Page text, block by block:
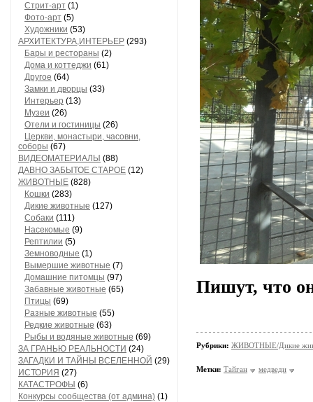
Стрит-арт (1)
Фото-арт (5)
Художники (53)
АРХИТЕКТУРА,ИНТЕРЬЕР (293)
Бары и рестораны (2)
Дома и коттеджи (61)
Другое (64)
Замки и дворцы (33)
Интерьер (13)
Музеи (26)
Отели и гостиницы (26)
Церкви, монастыри, часовни,
соборы (67)
ВИДЕОМАТЕРИАЛЫ (88)
ДАВНО ЗАБЫТОЕ СТАРОЕ (12)
ЖИВОТНЫЕ (828)
Кошки (283)
Дикие животные (127)
Собаки (111)
Насекомые (9)
Рептилии (5)
Земноводные (1)
Вымершие животные (7)
Домашние питомцы (97)
Забавные животные (65)
Птицы (69)
Разные животные (55)
Редкие животные (63)
Рыбы и водяные животные (69)
ЗА ГРАНЬЮ РЕАЛЬНОСТИ (24)
ЗАГАДКИ И ТАЙНЫ ВСЕЛЕННОЙ (29)
ИСТОРИЯ (27)
КАТАСТРОФЫ (6)
Конкурсы сообщества (от админа) (1)
Пишут, что
Рубрики: ЖИВОТНЫЕ/Дикие
Метки: Тайган медведи